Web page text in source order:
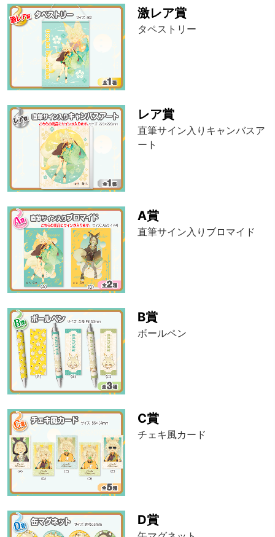
激レア賞
タペストリー
レア賞
直筆サイン入りキャンバスア
ート
A賞
直筆サイン入りブロマイド
B賞
ボールペン
C賞
チェキ風カード
D賞